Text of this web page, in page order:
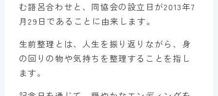
む語呂合わせと、同協会の設立日が2013年7
月29日であることに由来します。
生前整理とは、人生を振り返りながら、身
の回りの物や気持ちを整理することを指し
ます。